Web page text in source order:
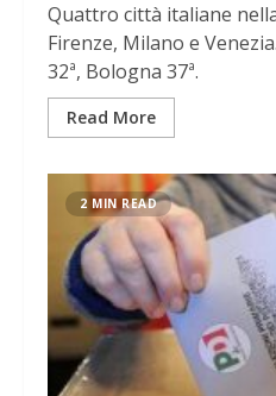
Quattro città italiane
Firenze, Milano e
32ª, Bologna 37ª.
Read More
2 MIN READ